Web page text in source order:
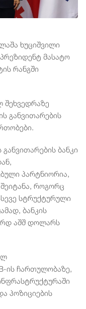
ხუციშვილი
მასატო
რანგში
შეხვედრაზე
განვითარების
ბანკი
პარტნიორია,
როგორც
სტრუქტურული
ბანკის
აშშ დოლარს
ის ჩართულობაზე,
პოზიციების